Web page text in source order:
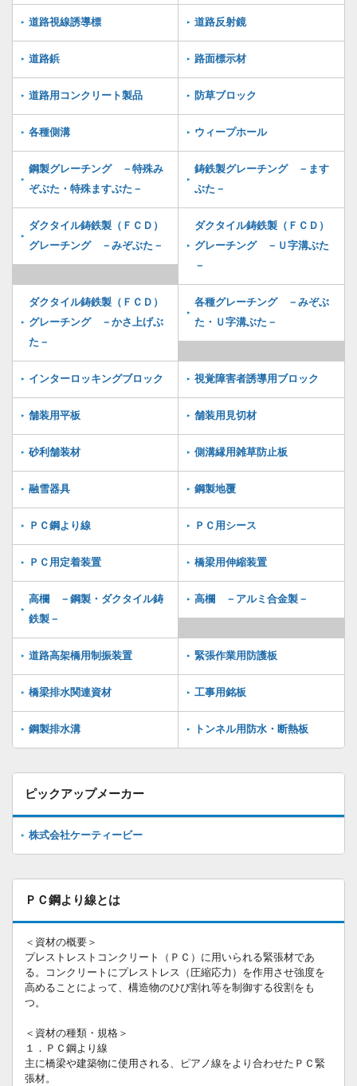
道路視線誘導標 道路反射鏡
道路鋲 路面標示材
道路用コンクリート製品 防草ブロック
各種側溝 ウィープホール
鋼製グレーチング －特殊み
ぞぶた・特殊ますぶた－
鋳鉄製グレーチング －ます
ぶた－
ダクタイル鋳鉄製（ＦＣＤ）
グレーチング －みぞぶた－
ダクタイル鋳鉄製（ＦＣＤ）
グレーチング －Ｕ字溝ぶた
－
ダクタイル鋳鉄製（ＦＣＤ）
グレーチング －かさ上げぶ
た－
各種グレーチング －みぞぶ
た・Ｕ字溝ぶた－
インターロッキングブロック 視覚障害者誘導用ブロック
舗装用平板 舗装用見切材
砂利舗装材 側溝縁用雑草防止板
融雪器具 鋼製地覆
ＰＣ鋼より線 ＰＣ用シース
ＰＣ用定着装置 橋梁用伸縮装置
高欄 －鋼製・ダクタイル鋳
鉄製－
高欄 －アルミ合金製－
道路高架橋用制振装置 緊張作業用防護板
橋梁排水関連資材 工事用銘板
鋼製排水溝 トンネル用防水・断熱板
ピックアップメーカー
株式会社ケーティービー
ＰＣ鋼より線とは
＜資材の概要＞
プレストレストコンクリート（ＰＣ）に用いられる緊張材であ
る。コンクリートにプレストレス（圧縮応力）を作用させ強度を
高めることによって、構造物のひび割れ等を制御する役割をも
つ。
＜資材の種類・規格＞
１．ＰＣ鋼より線
主に橋梁や建築物に使用される、ピアノ線をより合わせたＰＣ緊
張材。